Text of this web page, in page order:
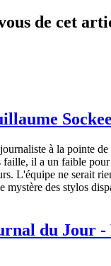
de cet
à la pointe
faille, il a un faible
L'équipe ne serait
mystère des stylos
du Jour -